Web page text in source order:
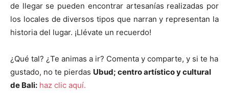
de llegar se pueden encontrar artesanías realizadas por
los locales de diversos tipos que narran y representan la
historia del lugar. ¡Llévate un recuerdo!
¿Qué tal? ¿Te animas a ir? Comenta y comparte, y si te ha
gustado, no te pierdas Ubud; centro artístico y cultural
de Bali: haz clic aquí.